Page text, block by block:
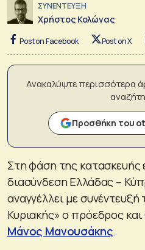
ΣΥΝΕΝΤΕΥΞΗ
Χρήστος Κολώνας
Post on Facebook Post on X
Ανακαλύψτε περισσότερα
Προσθήκη του
Στη φάση της κατασκευής
διασύνδεση Ελλάδας –
αναγγέλλει με
Κυριακής» ο πρόεδρος και
Μάνος Μανουσάκης.